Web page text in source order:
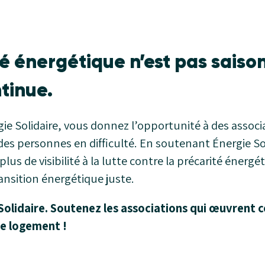
énergétique n’est pas
Solidaire, vous donnez l’opportunité à des
personnes en difficulté. En soutenant Énergie
de visibilité à la lutte contre la précarité
énergétique juste.
Soutenez les associations qui œuvrent
logement !